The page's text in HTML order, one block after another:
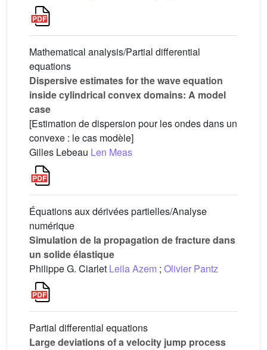
Mathematical analysis/Partial differential
equations
Dispersive estimates for the wave equation
inside cylindrical convex domains: A model
case
[Estimation de dispersion pour les ondes dans un
convexe : le cas modèle]
Gilles Lebeau Len Meas
Équations aux dérivées partielles/Analyse
numérique
Simulation de la propagation de fracture dans
un solide élastique
Philippe G. Ciarlet Leila Azem ; Olivier Pantz
Partial differential equations
Large deviations of a velocity jump process